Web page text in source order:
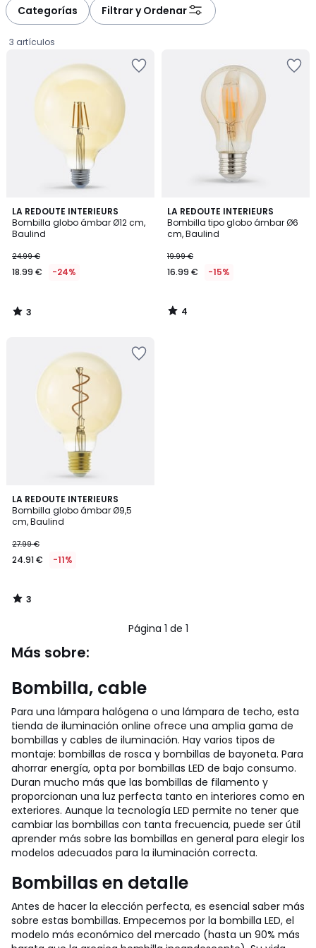
Categorías Filtrar y Ordenar
3 artículos
LA REDOUTE INTERIEURS
Bombilla globo ámbar Ø12 cm,
Baulind
€
en
de
24.99
descuento
aplicado.
24.99 €
18.99 € -24%
3
/
5
3
/
LA REDOUTE INTERIEURS
Bombilla tipo globo ámbar Ø6
cm, Baulind
19.99 €
16.99 € -15%
4
/
5
4
/
LA REDOUTE INTERIEURS
Bombilla globo ámbar Ø9,5
cm, Baulind
27.99 €
24.91 € -11%
3
/
5
3
/
Página 1 de 1
Más sobre:
Bombilla, cable
Para una lámpara halógena o una lámpara de techo, esta
tienda de iluminación online ofrece una amplia gama de
bombillas y cables de iluminación. Hay varios tipos de
montaje: bombillas de rosca y bombillas de bayoneta. Para
ahorrar energía, opta por bombillas LED de bajo consumo.
Duran mucho más que las bombillas de filamento y
proporcionan una luz perfecta tanto en interiores como en
exteriores. Aunque la tecnología LED permite no tener que
cambiar las bombillas con tanta frecuencia, puede ser útil
aprender más sobre las bombillas en general para elegir los
modelos adecuados para la iluminación correcta.
Bombillas en detalle
Antes de hacer la elección perfecta, es esencial saber más
sobre estas bombillas. Empecemos por la bombilla LED, el
modelo más económico del mercado (hasta un 90% más